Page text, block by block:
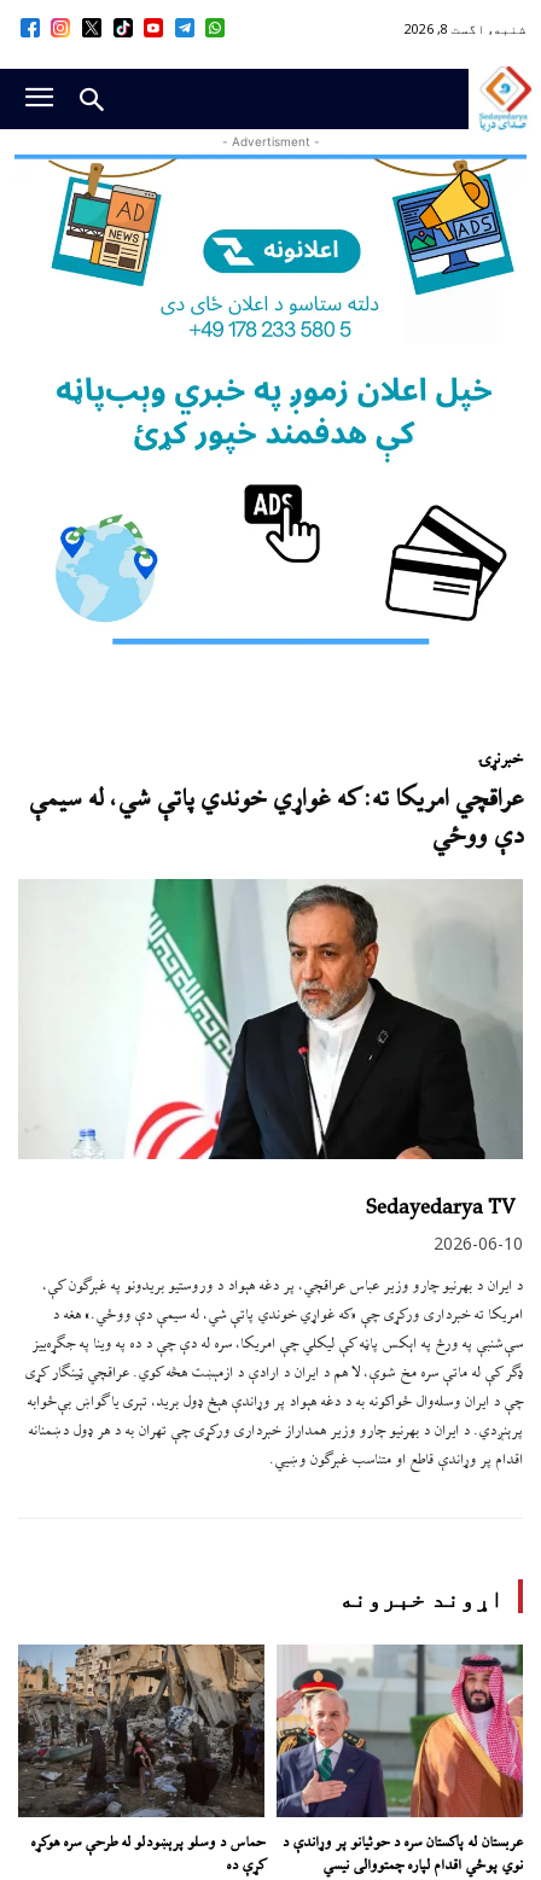
شنبه, اگست 8, 2026
- Advertisment -
خبرنړۍ
عراقچي امریکا ته: که غواړي خوندي پاتې شي، له سیمې
دې ووځي
Sedayedarya TV
2026-06-10
د ایران د بهرنیو چارو وزیر عباس عراقچي، پر دغه هېواد د وروستیو بریدونو په غبرګون کې،
امریکا ته خبرداری ورکړی چې «که غواړي خوندي پاتې شي، له سیمې دې ووځي.» هغه د
سې‌شنبې په ورځ په اېکس پاڼه کې لیکلي چې امریکا، سره له دې چې د ده په وینا په جګړه‌ییز
ډګر کې له ماتې سره مخ شوې، لا هم د ایران د ارادې د ازمېښت هڅه کوي. عراقچي ټینګار کړی
چې د ایران وسله‌وال ځواکونه به د دغه هېواد پر وړاندې هېڅ ډول برید، تېری یا ګواښ بې‌ځوابه
پرېنږدي. د ایران د بهرنیو چارو وزیر همداراز خبرداری ورکړی چې تهران به د هر ډول دښمنانه
اقدام پر وړاندې قاطع او متناسب غبرګون وښيي.
اړوند خبرونه
عربستان له پاکستان سره د حوثیانو پر وړاندې د
نوي پوځي اقدام لپاره چمتووالی نیسي
حماس د وسلو پرېښودلو له طرحې سره هوکړه
کړې ده